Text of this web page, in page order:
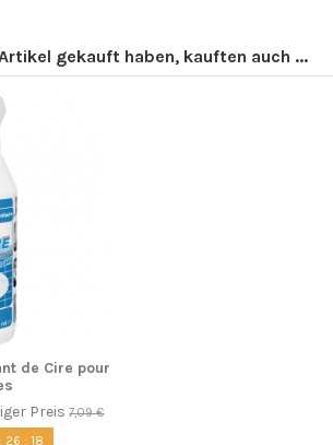
gekauft haben, kauften auch ...
de Cire pour
Preis7,09 €
:26 :17